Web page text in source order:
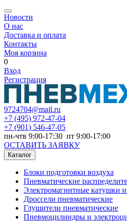
Новости
О нас
Доставка и оплата
Контакты
Моя корзина
0
Вход
Регистрация
9724704@mail.ru
+7 (495) 972-47-04
+7 (901) 546-47-05
пн-чтв 9:00-17:30 пт 9:00-17:00
ОСТАВИТЬ ЗАЯВКУ
Каталог
Блоки подготовки воздуха
Пневматические
Электромагнитные катушки
Дроссели пневматические
Глушители пневматические
Пневмоцилиндры и